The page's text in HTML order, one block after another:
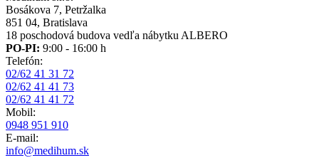
Bosákova 7, Petržalka
851 04, Bratislava
18 poschodová budova vedľa nábytku ALBERO
PO-PI: 9:00 - 16:00 h
Telefón:
02/62 41 31 72
02/62 41 41 73
02/62 41 41 72
Mobil:
0948 951 910
E-mail:
info@medihum.sk